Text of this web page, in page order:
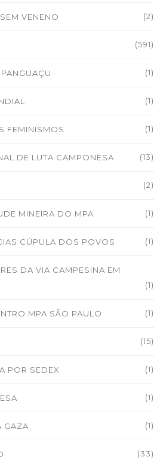
VENENO (2)
(591)
(1)
(1)
FEMINISMOS (1)
DE LUTA CAMPONESA (13)
(2)
MINEIRA DO MPA (1)
CÚPULA DOS POVOS (1)
DA VIA CAMPESINA EM
(1)
MPA SÃO PAULO (1)
(15)
POR SEDEX (1)
(1)
GAZA (1)
(33)